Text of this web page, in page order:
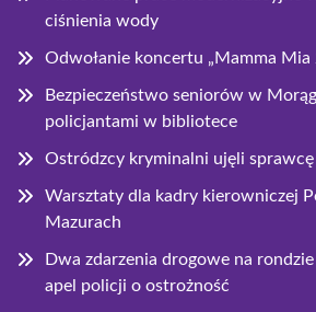
ciśnienia wody
Odwołanie koncertu „Mamma
Bezpieczeństwo seniorów w
policjantami w bibliotece
Ostródzcy kryminalni ujęli sprawcę
Warsztaty dla kadry kierowniczej
Mazurach
Dwa zdarzenia drogowe na
apel policji o ostrożność